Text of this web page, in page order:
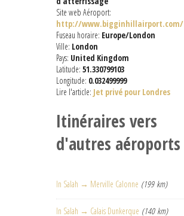
Site web Aéroport:
http://www.bigginhillairport.com/
Fuseau horaire: Europe/London
Ville: London
Pays: United Kingdom
Latitude: 51.330799103
Longitude: 0.032499999
Lire l'article: Jet privé pour Londres
Itinéraires vers
d'autres aéroports
In Salah → Merville Calonne (199 km)
In Salah → Calais Dunkerque (140 km)